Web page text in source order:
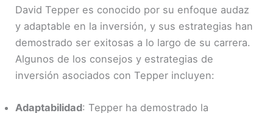
David Tepper es conocido por su enfoque audaz
y adaptable en la inversión, y sus estrategias han
demostrado ser exitosas a lo largo de su carrera.
Algunos de los consejos y estrategias de
inversión asociados con Tepper incluyen:
Adaptabilidad: Tepper ha demostrado la